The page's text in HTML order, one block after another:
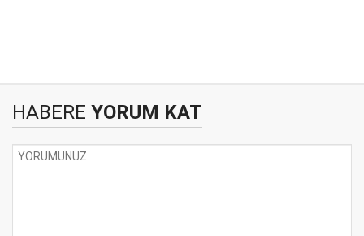
HABERE YORUM KAT